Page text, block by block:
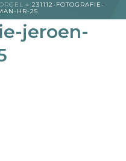
» 231112-FOTOGRAFIE-
HR-25
jeroen-